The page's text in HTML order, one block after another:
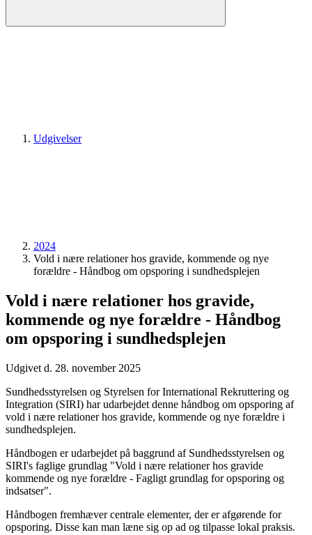
Udgivelser
2024
Vold i nære relationer hos gravide, kommende og nye
forældre - Håndbog om opsporing i sundhedsplejen
Vold i nære relationer hos gravide,
kommende og nye forældre - Håndbog
om opsporing i sundhedsplejen
Udgivet d. 28. november 2025
Sundhedsstyrelsen og Styrelsen for International Rekruttering og
Integration (SIRI) har udarbejdet denne håndbog om opsporing af
vold i nære relationer hos gravide, kommende og nye forældre i
sundhedsplejen.
Håndbogen er udarbejdet på baggrund af Sundhedsstyrelsen og
SIRI's faglige grundlag "Vold i nære relationer hos gravide
kommende og nye forældre - Fagligt grundlag for opsporing og
indsatser".
Håndbogen fremhæver centrale elementer, der er afgørende for
opsporing. Disse kan man læne sig op ad og tilpasse lokal praksis.